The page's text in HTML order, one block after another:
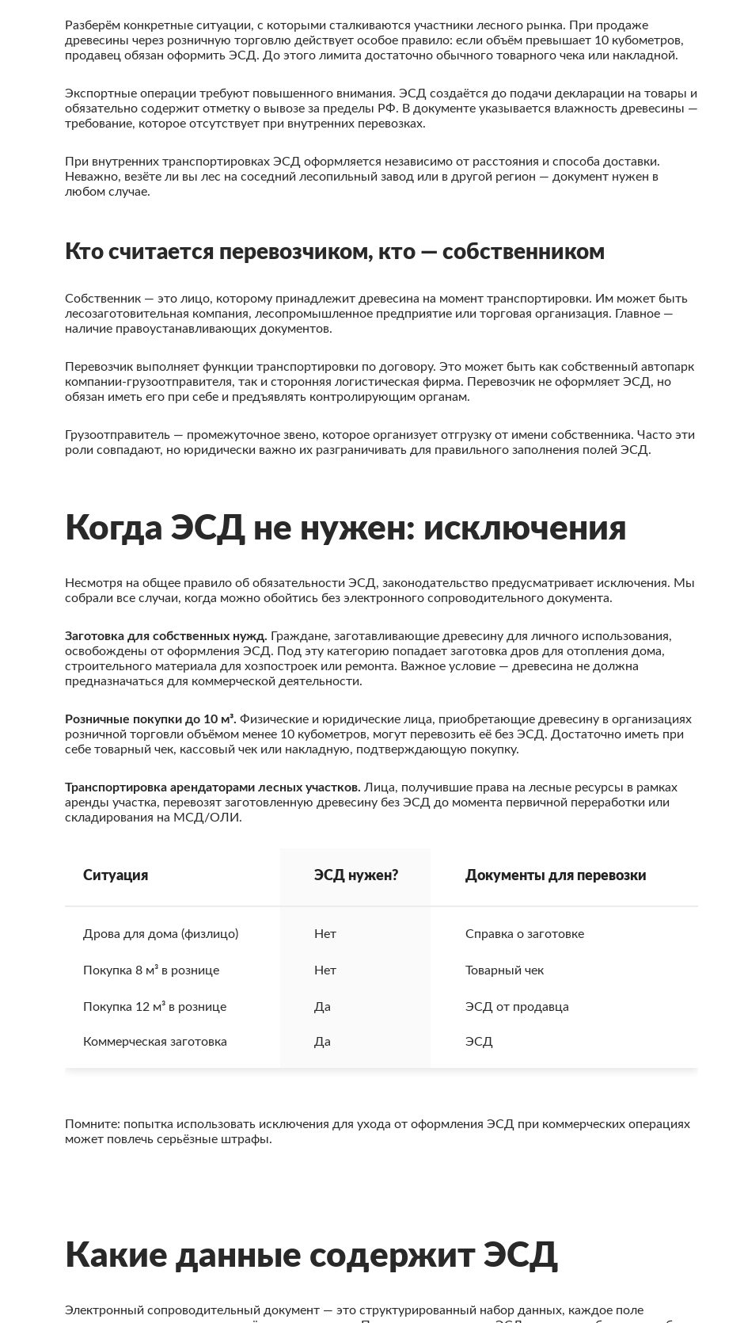
Разберём конкретные ситуации, с которыми сталкиваются участники лесного рынка. При продаже
древесины через розничную торговлю действует особое правило: если объём превышает 10 кубометров,
продавец обязан оформить ЭСД. До этого лимита достаточно обычного товарного чека или накладной.
Экспортные операции требуют повышенного внимания. ЭСД создаётся до подачи декларации на товары и
обязательно содержит отметку о вывозе за пределы РФ. В документе указывается влажность древесины —
требование, которое отсутствует при внутренних перевозках.
При внутренних транспортировках ЭСД оформляется независимо от расстояния и способа доставки.
Неважно, везёте ли вы лес на соседний лесопильный завод или в другой регион — документ нужен в
любом случае.
Кто считается перевозчиком, кто — собственником
Собственник — это лицо, которому принадлежит древесина на момент транспортировки. Им может быть
лесозаготовительная компания, лесопромышленное предприятие или торговая организация. Главное —
наличие правоустанавливающих документов.
Перевозчик выполняет функции транспортировки по договору. Это может быть как собственный автопарк
компании-грузоотправителя, так и сторонняя логистическая фирма. Перевозчик не оформляет ЭСД, но
обязан иметь его при себе и предъявлять контролирующим органам.
Грузоотправитель — промежуточное звено, которое организует отгрузку от имени собственника. Часто эти
роли совпадают, но юридически важно их разграничивать для правильного заполнения полей ЭСД.
Когда ЭСД не нужен: исключения
Несмотря на общее правило об обязательности ЭСД, законодательство предусматривает исключения. Мы
собрали все случаи, когда можно обойтись без электронного сопроводительного документа.
Заготовка для собственных нужд. Граждане, заготавливающие древесину для личного использования,
освобождены от оформления ЭСД. Под эту категорию попадает заготовка дров для отопления дома,
строительного материала для хозпостроек или ремонта. Важное условие — древесина не должна
предназначаться для коммерческой деятельности.
Розничные покупки до 10 м³. Физические и юридические лица, приобретающие древесину в организациях
розничной торговли объёмом менее 10 кубометров, могут перевозить её без ЭСД. Достаточно иметь при
себе товарный чек, кассовый чек или накладную, подтверждающую покупку.
Транспортировка арендаторами лесных участков. Лица, получившие права на лесные ресурсы в рамках
аренды участка, перевозят заготовленную древесину без ЭСД до момента первичной переработки или
складирования на МСД/ОЛИ.
Ситуация ЭСД нужен? Документы для перевозки
Дрова для дома (физлицо) Нет Справка о заготовке
Покупка 8 м³ в рознице Нет Товарный чек
Покупка 12 м³ в рознице Да ЭСД от продавца
Коммерческая заготовка Да ЭСД
Помните: попытка использовать исключения для ухода от оформления ЭСД при коммерческих операциях
может повлечь серьёзные штрафы.
Какие данные содержит ЭСД
Электронный сопроводительный документ — это структурированный набор данных, каждое поле